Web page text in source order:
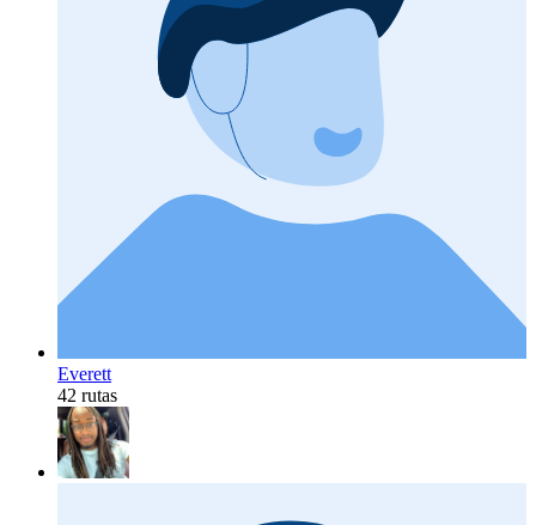
Everett
42 rutas